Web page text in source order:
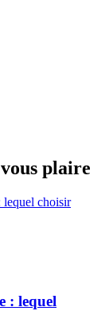
plaire
: lequel